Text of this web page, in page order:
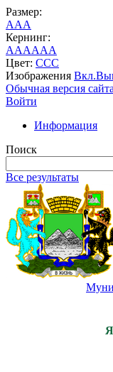
Размер:
AAA
Кернинг:
AAAAAA
Цвет: CCC
Изображения Вкл.
Обычная версия сайта
Войти
Информация
Поиск
Все результаты
Я